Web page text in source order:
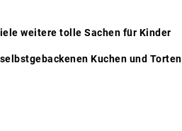
weitere tolle Sachen für Kinder
Kuchen und Torten